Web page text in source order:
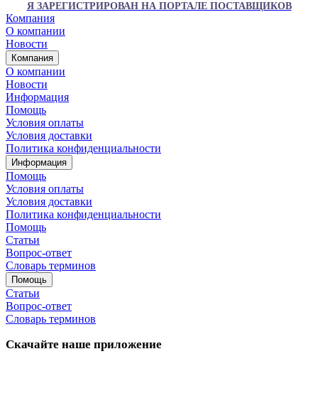
Я ЗАРЕГИСТРИРОВАН НА ПОРТАЛЕ ПОСТАВЩИКОВ
Компания
О компании
Новости
Компания
О компании
Новости
Информация
Помощь
Условия оплаты
Условия доставки
Политика конфиденциальности
Информация
Помощь
Условия оплаты
Условия доставки
Политика конфиденциальности
Помощь
Статьи
Вопрос-ответ
Словарь терминов
Помощь
Статьи
Вопрос-ответ
Словарь терминов
Скачайте наше приложение